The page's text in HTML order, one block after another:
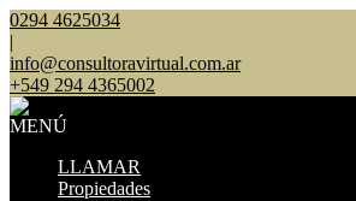
0294 4625034
|
info@consultoravirtual.com.ar
+549 294 4365002
MENÚ
LLAMAR
Propiedades